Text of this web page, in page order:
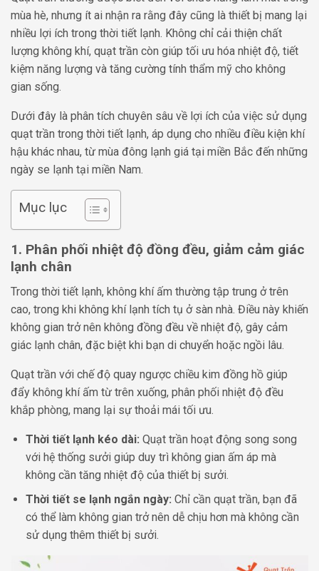
mùa hè, nhưng ít ai nhận ra rằng đây cũng là thiết bị mang lại
nhiều lợi ích trong thời tiết lạnh. Không chỉ cải thiện chất
lượng không khí, quạt trần còn giúp tối ưu hóa nhiệt độ, tiết
kiệm năng lượng và tăng cường tính thẩm mỹ cho không
gian sống.
Dưới đây là phân tích chuyên sâu về lợi ích của việc sử dụng
quạt trần trong thời tiết lạnh, áp dụng cho nhiều điều kiện khí
hậu khác nhau, từ mùa đông lạnh giá tại miền Bắc đến những
ngày se lạnh tại miền Nam.
Mục lục
1. Phân phối nhiệt độ đồng đều, giảm cảm giác
lạnh chân
Trong thời tiết lạnh, không khí ấm thường tập trung ở trên
cao, trong khi không khí lạnh tích tụ ở sàn nhà. Điều này khiến
không gian trở nên không đồng đều về nhiệt độ, gây cảm
giác lạnh chân, đặc biệt khi bạn di chuyển hoặc ngồi lâu.
Quạt trần với chế độ quay ngược chiều kim đồng hồ giúp
đẩy không khí ấm từ trên xuống, phân phối nhiệt độ đều
khắp phòng, mang lại sự thoải mái tối ưu.
Thời tiết lạnh kéo dài: Quạt trần hoạt động song song
với hệ thống sưởi giúp duy trì không gian ấm áp mà
không cần tăng nhiệt độ của thiết bị sưởi.
Thời tiết se lạnh ngắn ngày: Chỉ cần quạt trần, bạn đã
có thể làm không gian trở nên dễ chịu hơn mà không cần
sử dụng thêm thiết bị sưởi.